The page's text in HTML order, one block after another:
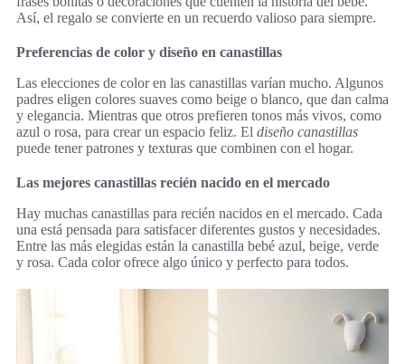
Así, el regalo se convierte en un recuerdo valioso para siempre.
Preferencias de color y diseño en canastillas
Las elecciones de color en las canastillas varían mucho. Algunos
padres eligen colores suaves como beige o blanco, que dan calma
y elegancia. Mientras que otros prefieren tonos más vivos, como
azul o rosa, para crear un espacio feliz. El diseño canastillas
puede tener patrones y texturas que combinen con el hogar.
Las mejores canastillas recién nacido en el mercado
Hay muchas canastillas para recién nacidos en el mercado. Cada
una está pensada para satisfacer diferentes gustos y necesidades.
Entre las más elegidas están la canastilla bebé azul, beige, verde
y rosa. Cada color ofrece algo único y perfecto para todos.